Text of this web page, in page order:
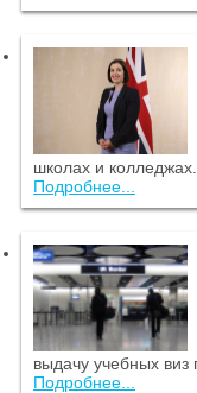
школах и колледжах...
Подробнее...
выдачу учебных виз
Подробнее...